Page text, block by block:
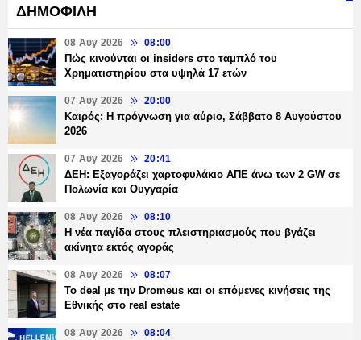
ΔΗΜΟΦΙΛΗ
08 Αυγ 2026 08:00
Πώς κινούνται οι insiders στο ταμπλό του
Χρηματιστηρίου στα υψηλά 17 ετών
07 Αυγ 2026 20:00
Καιρός: Η πρόγνωση για αύριο, Σάββατο 8 Αυγούστου
2026
07 Αυγ 2026 20:41
ΔΕΗ: Εξαγοράζει χαρτοφυλάκιο ΑΠΕ άνω των 2 GW σε
Πολωνία και Ουγγαρία
08 Αυγ 2026 08:10
Η νέα παγίδα στους πλειστηριασμούς που βγάζει
ακίνητα εκτός αγοράς
08 Αυγ 2026 08:07
Το deal με την Dromeus και οι επόμενες κινήσεις της
Εθνικής στο real estate
08 Αυγ 2026 08:04